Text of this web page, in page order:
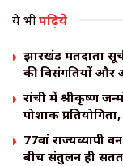
ये भीपढ़िये
झारखंड मतदाता
की विसंगतियों और
रांची में श्रीकृष्ण
पोशाक प्रतियोगिता,
77वां राज्यव्यापी
बीच संतुलन ही